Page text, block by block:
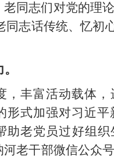
老同志们对党的理
志话传统、忆初
，丰富活动载体
式加强对习近
助老党员过好组
河老干部微信公众